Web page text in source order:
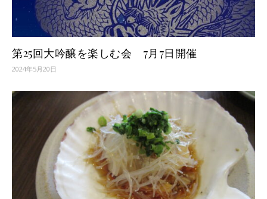
第25回大吟醸を楽しむ会 7月7日開催
2024年5月20日